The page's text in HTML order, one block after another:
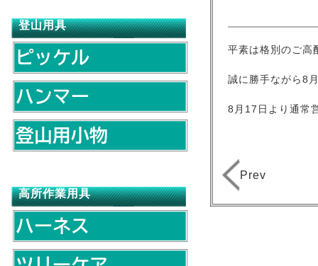
平素は格別のご高
誠に勝手ながら8
8月17日より通常
Prev
登山用具
高所作業用具